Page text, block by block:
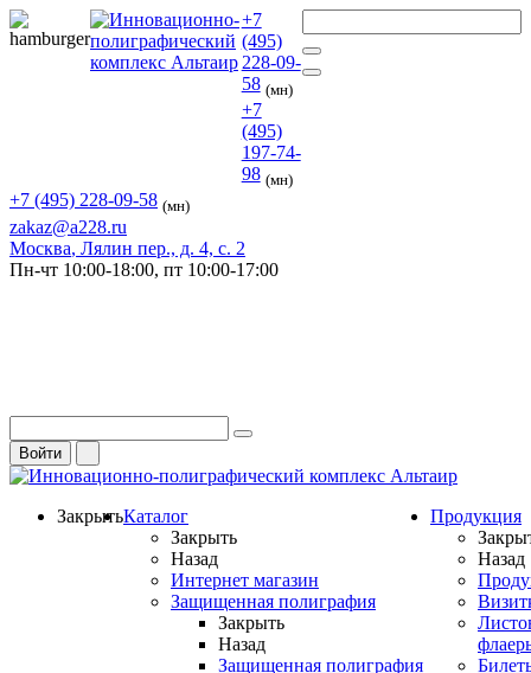
+7
(495)
228-09-
58 (мн)
+7
(495)
197-74-
98 (мн)
+7 (495) 228-09-58 (мн)
zakaz@a228.ru
Москва, Лялин пер., д. 4, с. 2
Пн-чт 10:00-18:00, пт 10:00-17:00
Войти
ЗакрытьКаталог
Закрыть
Назад
Интернет магазин
Защищенная полиграфия
Закрыть
Назад
Защищенная полиграфия
Продукция
Назад